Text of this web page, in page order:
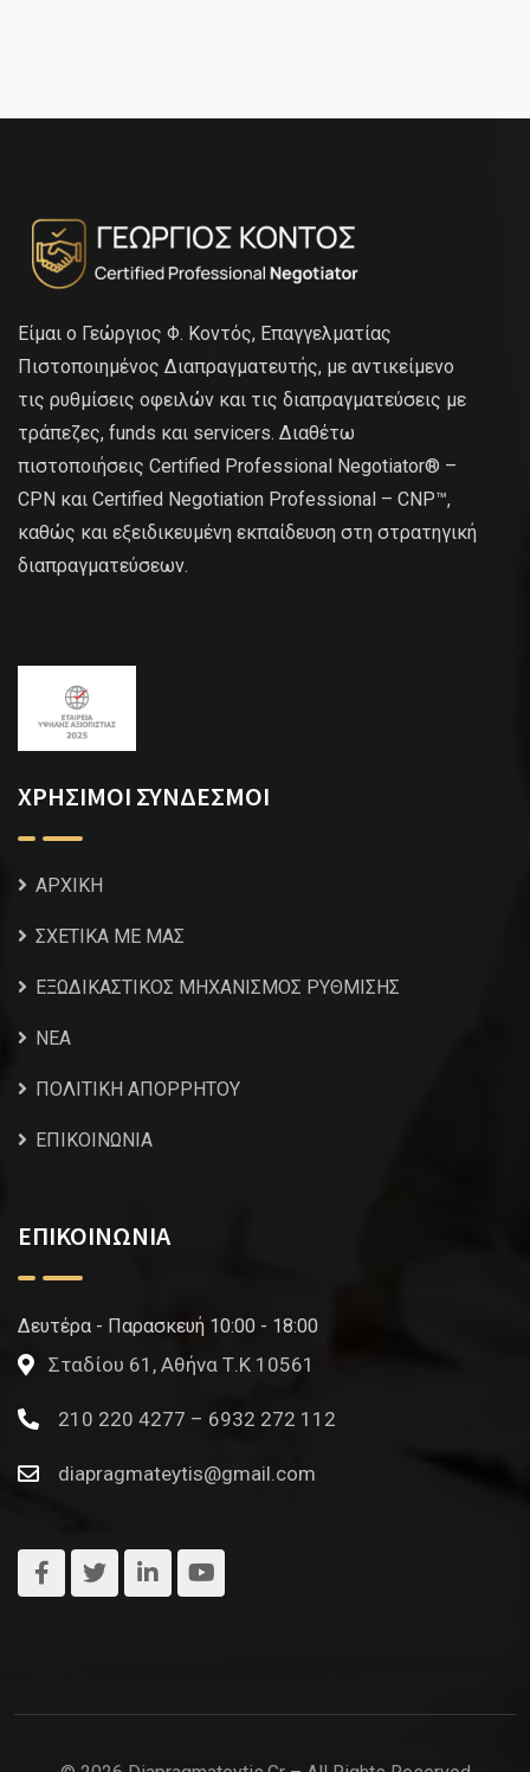
Είμαι ο Γεώργιος Φ. Κοντός, Επαγγελματίας
Πιστοποιημένος Διαπραγματευτής, με αντικείμενο
τις ρυθμίσεις οφειλών και τις διαπραγματεύσεις με
τράπεζες, funds και servicers. Διαθέτω
πιστοποιήσεις Certified Professional Negotiator® –
CPN και Certified Negotiation Professional – CNP™,
καθώς και εξειδικευμένη εκπαίδευση στη στρατηγική
διαπραγματεύσεων.
ΧΡΗΣΙΜΟΙ ΣΥΝΔΕΣΜΟΙ
ΑΡΧΙΚΗ
ΣΧΕΤΙΚΑ ΜΕ ΜΑΣ
ΕΞΩΔΙΚΑΣΤΙΚΟΣ ΜΗΧΑΝΙΣΜΟΣ ΡΥΘΜΙΣΗΣ
NEA
ΠΟΛΙΤΙΚΗ ΑΠΟΡΡΗΤΟΥ
ΕΠΙΚΟΙΝΩΝΙΑ
ΕΠΙΚΟΙΝΩΝΙΑ
Δευτέρα - Παρασκευή 10:00 - 18:00
Σταδίου 61, Αθήνα Τ.Κ 10561
210 220 4277 – 6932 272 112
diapragmateytis@gmail.com